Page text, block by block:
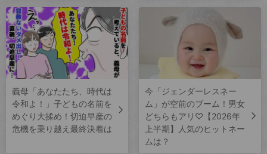
義母「あなたたち、時代は
令和よ！」子どもの名前を
めぐり大揉め！切迫早産の
危機を乗り越え最終決着は
今「ジェンダーレスネー
ム」が空前のブーム！男女
どちらもアリ♡【2026年
上半期】人気のヒットネー
ムは？